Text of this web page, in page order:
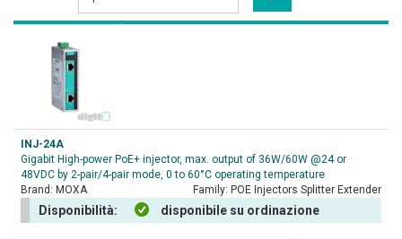
INJ-24A
Gigabit High-power PoE+ injector, max. output of 36W/60W @24 or
48VDC by 2-pair/4-pair mode, 0 to 60°C operating temperature
Brand: MOXA Family: POE Injectors Splitter Extender
Disponibilità: disponibile su ordinazione